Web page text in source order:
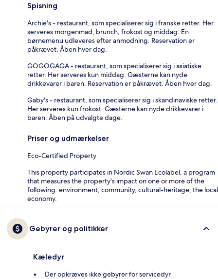
Spisning
Archie's - restaurant, som specialiserer sig i franske retter. Her
serveres morgenmad, brunch, frokost og middag. En
børnemenu udleveres efter anmodning. Reservation er
påkrævet. Åben hver dag.
GOGOGAGA - restaurant, som specialiserer sig i asiatiske
retter. Her serveres kun middag. Gæsterne kan nyde
drikkevarer i baren. Reservation er påkrævet. Åben hver dag.
Gaby's - restaurant, som specialiserer sig i skandinaviske retter.
Her serveres kun frokost. Gæsterne kan nyde drikkevarer i
baren. Åben på udvalgte dage.
Priser og udmærkelser
Eco-Certified Property
This property participates in Nordic Swan Ecolabel, a program
that measures the property's impact on one or more of the
following: environment, community, cultural-heritage, the local
economy.
Gebyrer og politikker
Kæledyr
Der opkræves ikke gebyrer for servicedyr